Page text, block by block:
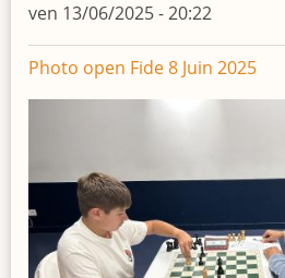
ven 13/06/2025 - 20:22
Photo open Fide 8 Juin 2025